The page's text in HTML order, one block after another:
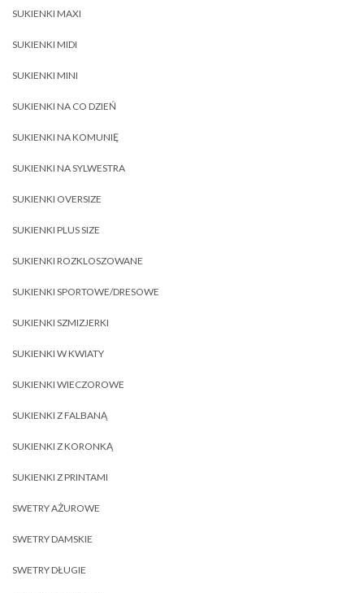
SUKIENKI MAXI
SUKIENKI MIDI
SUKIENKI MINI
SUKIENKI NA CO DZIEŃ
SUKIENKI NA KOMUNIĘ
SUKIENKI NA SYLWESTRA
SUKIENKI OVERSIZE
SUKIENKI PLUS SIZE
SUKIENKI ROZKLOSZOWANE
SUKIENKI SPORTOWE/DRESOWE
SUKIENKI SZMIZJERKI
SUKIENKI W KWIATY
SUKIENKI WIECZOROWE
SUKIENKI Z FALBANĄ
SUKIENKI Z KORONKĄ
SUKIENKI Z PRINTAMI
SWETRY AŻUROWE
SWETRY DAMSKIE
SWETRY DŁUGIE